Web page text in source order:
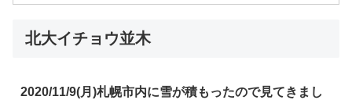
北大イチョウ並木
2020/11/9(月)札幌市内に雪が積もったので見てきまし